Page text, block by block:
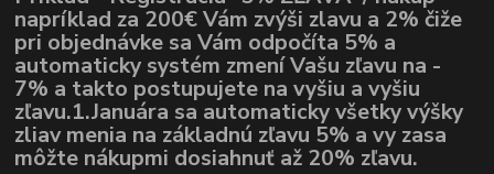
napríklad za 200€ Vám zvýši zlavu a 2% čiže
pri objednávke sa Vám odpočíta 5% a
automaticky systém zmení Vašu zľavu na -
7% a takto postupujete na vyšiu a vyšiu
zľavu.1.Januára sa automaticky všetky výšky
zliav menia na základnú zľavu 5% a vy zasa
môžte nákupmi dosiahnuť až 20% zľavu.